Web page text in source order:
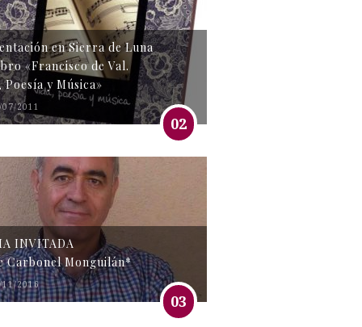
en Sierra de Luna
«Francisco de Val.
Poesía y Música»
2011
02
INVITADA
Carbonel Monguilán*
11/2016
03